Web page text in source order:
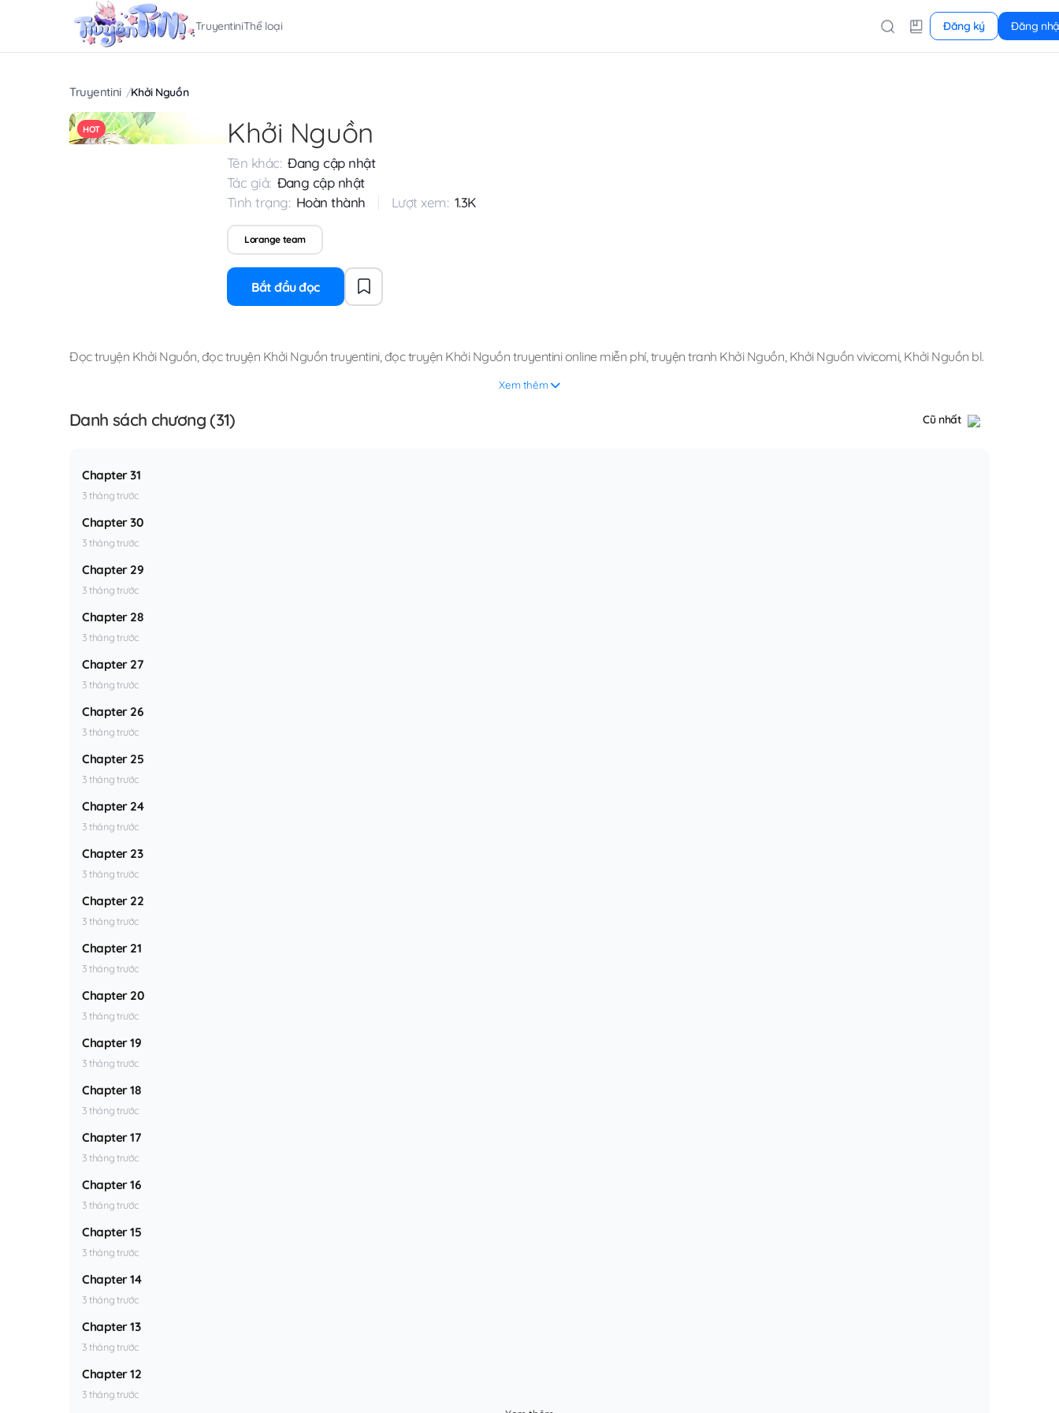
TruyentiniThể loại Đăng ký Đăng
Truyentini Khởi Nguồn
HOT Khởi Nguồn
Tên khác: Đang cập nhật
Tác giả: Đang cập nhật
Tình trạng: Hoàn thành Lượt xem: 1.3K
Lorange team
Bắt đầu đọc
Đọc truyện Khởi Nguồn,đọc truyện Khởi Nguồn truyentini,đọc truyện Khởi Nguồn truyentini online miễn phí,truyện tranh Khởi Nguồn, Khởi Nguồn vivicomi, Khởi Nguồn bl.
Xem thêm
Danh sách chương (31) Cũ nhất
Chapter 31
3 tháng trước
Chapter 30
3 tháng trước
Chapter 29
3 tháng trước
Chapter 28
3 tháng trước
Chapter 27
3 tháng trước
Chapter 26
3 tháng trước
Chapter 25
3 tháng trước
Chapter 24
3 tháng trước
Chapter 23
3 tháng trước
Chapter 22
3 tháng trước
Chapter 21
3 tháng trước
Chapter 20
3 tháng trước
Chapter 19
3 tháng trước
Chapter 18
3 tháng trước
Chapter 17
3 tháng trước
Chapter 16
3 tháng trước
Chapter 15
3 tháng trước
Chapter 14
3 tháng trước
Chapter 13
3 tháng trước
Chapter 12
3 tháng trước